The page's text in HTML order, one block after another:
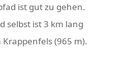
ist gut zu gehen.
selbst ist 3 km lang
(965 m).